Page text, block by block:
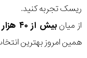
ریسک تجربه کنید.
از میانبیش از ۴۰ هزار مدل ساعت و اکسسوری اورجینال
همین امروز بهترین